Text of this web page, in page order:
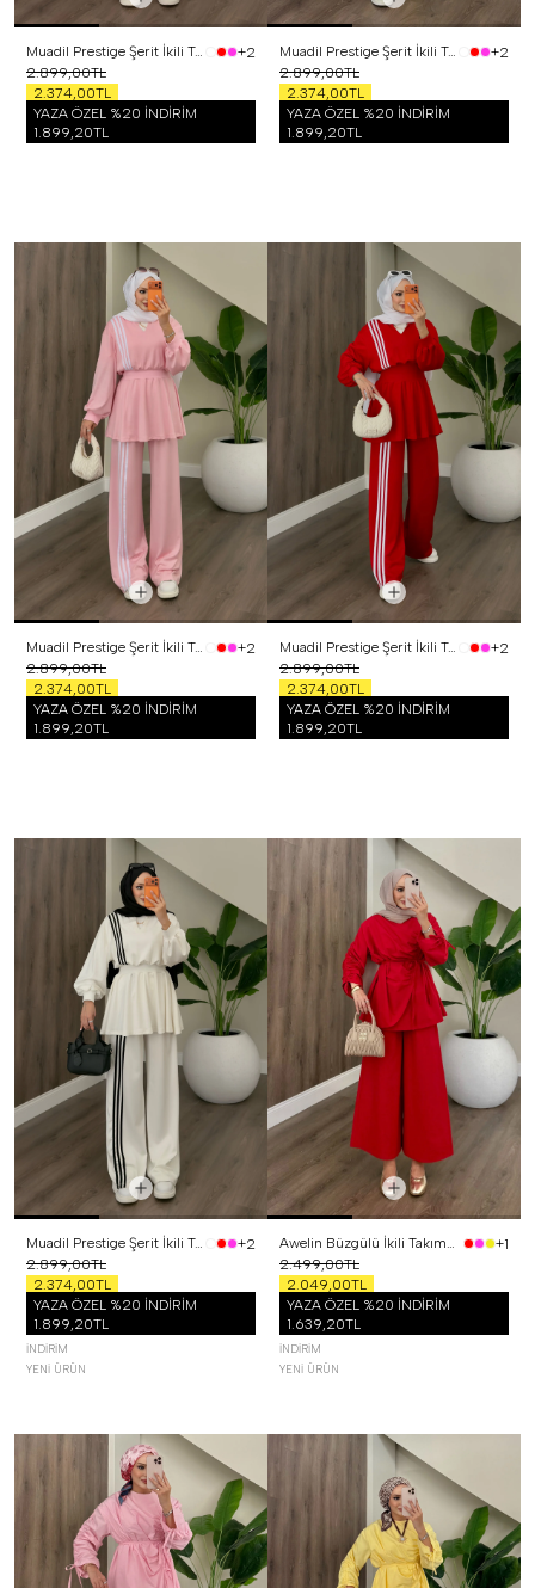
Muadil Prestige Şerit İkili Takım Siyah
+2
2.899,00TL
2.374,00TL
YAZA ÖZEL %20 İNDİRİM
1.899,20TL
Muadil Prestige Şerit İkili Takım Sarı
+2
2.899,00TL
2.374,00TL
YAZA ÖZEL %20 İNDİRİM
1.899,20TL
Muadil Prestige Şerit İkili Takım Pembe
+2
2.899,00TL
2.374,00TL
YAZA ÖZEL %20 İNDİRİM
1.899,20TL
Muadil Prestige Şerit İkili Takım Kırmızı
+2
2.899,00TL
2.374,00TL
YAZA ÖZEL %20 İNDİRİM
1.899,20TL
Muadil Prestige Şerit İkili Takım Beyaz
+2
2.899,00TL
2.374,00TL
YAZA ÖZEL %20 İNDİRİM
1.899,20TL
İNDIRIM
YENI ÜRÜN
Awelin Büzgülü İkili Takım Kırmızı
+1
2.499,00TL
2.049,00TL
YAZA ÖZEL %20 İNDİRİM
1.639,20TL
İNDIRIM
YENI ÜRÜN